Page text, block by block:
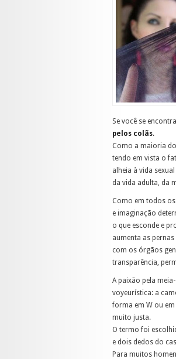
Se você se
pelos colãs.
Como a maioria
tendo em vista o
alheia à vida
da vida adulta, da
Como em todos
e imaginação
o que esconde e
aumenta as
com os órgãos
transparência,
A paixão pela
voyeurística: a
forma em W ou
muito justa.
O termo foi
e dois dedos do
Para muitos